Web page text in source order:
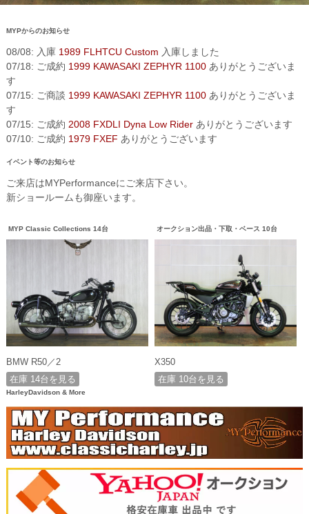
MYPからのお知らせ
08/08: 入庫 1989 FLHTCU Custom 入庫しました
07/18: ご成約 1999 KAWASAKI ZEPHYR 1100ありがとうございま
す
07/15: ご商談 1999 KAWASAKI ZEPHYR 1100ありがとうございま
す
07/15: ご成約 2008 FXDLI Dyna Low Riderありがとうございます
07/10: ご成約 1979 FXEF ありがとうございます
イベント等のお知らせ
ご来店はMYPerformanceにご来店下さい。
新ショールームも御座います。
MYP Classic Collections 14台
BMW R50／2
在庫 14台を見る
オークション出品・下取・ベース 10台
X350
在庫 10台を見る
HarleyDavidson & More